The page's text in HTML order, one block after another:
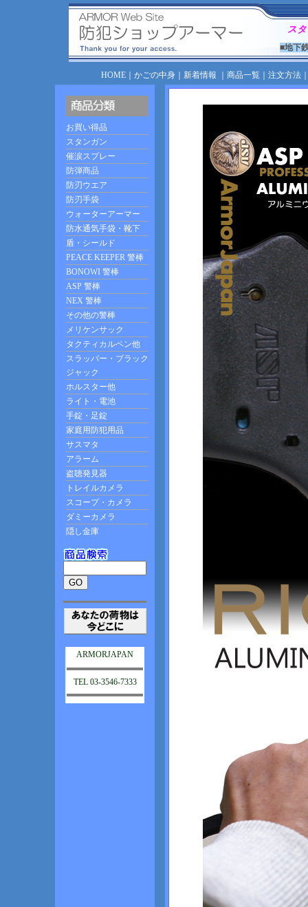
ス
■地下
HOME｜ かごの中身｜ 新着情報 商品一覧｜ 注文方法
ARMORJAPAN
TEL 03-3546-7333